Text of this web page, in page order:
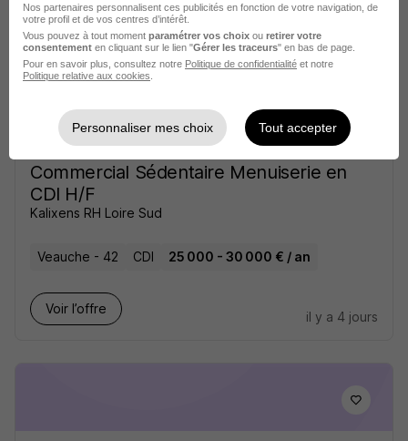
Voir l’offre
il y a 4 jours
Commercial Sédentaire Menuiserie en
CDI H/F
Kalixens RH Loire Sud
Veauche - 42 CDI 25 000 - 30 000 € / an
Voir l’offre
il y a 4 jours
Nos partenaires personnalisent ces publicités en fonction de votre navigation, de
votre profil et de vos centres d’intérêt.
Vous pouvez à tout moment paramétrer vos choix ou retirer votre
consentement en cliquant sur le lien "Gérer les traceurs" en bas de page.
Pour en savoir plus, consultez notre Politique de confidentialité et notre
Politique relative aux cookies
Personnaliser mes choix Tout accepter